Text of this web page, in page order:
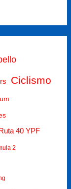
Ciclismo
40 YPF
2